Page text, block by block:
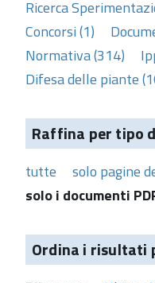
Ricerca
Concorsi (1)
Normativa (314)
Difesa delle piante
Raffina per tipo
tutte
solo pagine
solo i documenti
Ordina i risultati